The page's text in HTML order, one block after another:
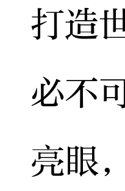
打造
必不
亮眼